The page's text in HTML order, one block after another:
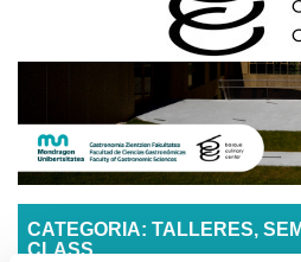
CATEGORIA: TALLERES,
CLASS